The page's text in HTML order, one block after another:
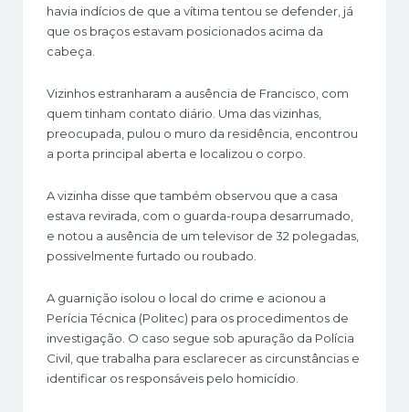
havia indícios de que a vítima tentou se defender, já
que os braços estavam posicionados acima da
cabeça.
Vizinhos estranharam a ausência de Francisco, com
quem tinham contato diário. Uma das vizinhas,
preocupada, pulou o muro da residência, encontrou
a porta principal aberta e localizou o corpo.
A vizinha disse que também observou que a casa
estava revirada, com o guarda-roupa desarrumado,
e notou a ausência de um televisor de 32 polegadas,
possivelmente furtado ou roubado.
A guarnição isolou o local do crime e acionou a
Perícia Técnica (Politec) para os procedimentos de
investigação. O caso segue sob apuração da Polícia
Civil, que trabalha para esclarecer as circunstâncias e
identificar os responsáveis pelo homicídio.